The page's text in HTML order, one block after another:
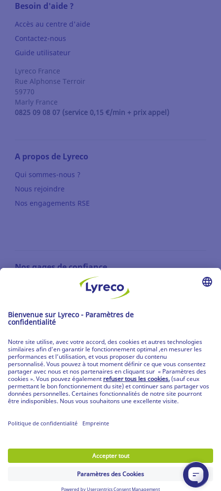
Besoin d'aide ?
Accès au centre d'aide
Contactez-nous
Guide utilisateur
Lyreco France
Rue Alphonse Terroir
59770
Marly France
0825 09 08 07 (service 0,15 €/min + prix appel)
A propos de Lyreco
Qui sommes-nous ?
Nous rejoindre
Nos engagements RSE
Nos gages de confiance
LIVRAISON GRATUITE
à partir de 75 € HT d'achats
Livraison en 24h*
pour toute commande passée avant 18h (dans 99%
RETOUR GRATUIT
30 jours pour changer d'avis (sauf produits non
retournables)
Découvrez notre Offre
© Lyreco 2026